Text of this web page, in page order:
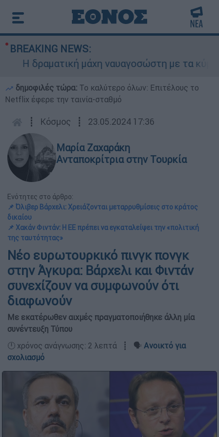
BREAKING NEWS:
Η δραματική μάχη ναυαγοσώστη με τα κύματα
δημοφιλές τώρα: Το καλύτερο όλων: Επιτέλους το
Netflix έφερε την ταινία-σταθμό
┋ Κόσμος ┋ 23.05.2024 17:36
Μαρία Ζαχαράκη
Ανταποκρίτρια στην Τουρκία
Ενότητες στο άρθρο:
📌 Όλιβερ Βάρχελι: Χρειάζονται μεταρρυθμίσεις στο κράτος
δικαίου
📌 Χακάν Φιντάν: Η ΕΕ πρέπει να εγκαταλείψει την «πολιτική
της ταυτότητας»
Νέο ευρωτουρκικό πινγκ πονγκ
στην Άγκυρα: Βάρχελι και Φιντάν
συνεχίζουν να συμφωνούν ότι
διαφωνούν
Με εκατέρωθεν αιχμές πραγματοποιήθηκε άλλη μία
συνέντευξη Τύπου
🕛 χρόνος ανάγνωσης: 2 λεπτά ┋ 🗣️ Ανοικτό για
σχολιασμό